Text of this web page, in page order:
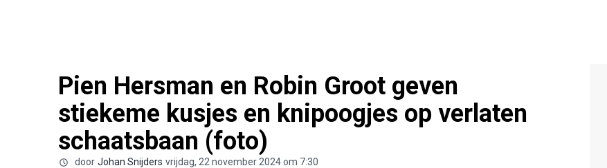
Pien Hersman en Robin Groot geven
stiekeme kusjes en knipoogjes op verlaten
schaatsbaan (foto)
door Johan Snijders vrijdag, 22 november 2024 om 7:30